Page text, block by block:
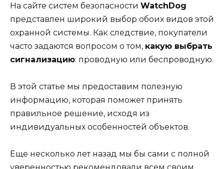
На сайте систем безопасности WatchDog
представлен широкий выбор обоих видов этой
охранной системы. Как следствие, покупатели
часто задаются вопросом о том, какую выбрать
сигнализацию: проводную или беспроводную.
В этой статье мы предоставим полезную
информацию, которая поможет принять
правильное решение, исходя из
индивидуальных особенностей объектов.
Еще несколько лет назад мы бы сами с полной